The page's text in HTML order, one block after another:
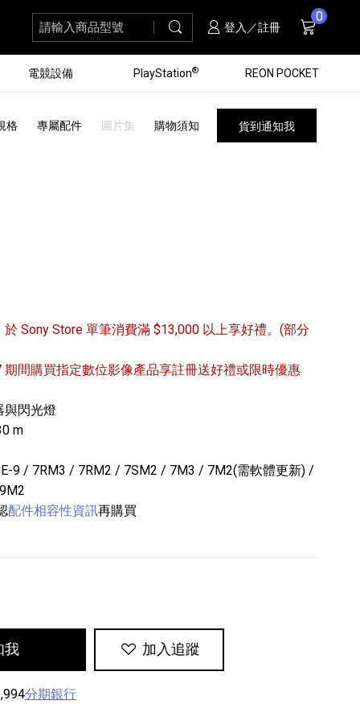
請輸入商品型號 搜尋 登入／註冊 購物車
0
項商品
個產品 黑膠唱盤 3個產品
個產品 ZV 數位相機 16個產品
個產品 專業攝影器材
個產品
電競設備
個產品
PlayStation® REON POCKET
格 專屬配件 圖片集 購物須知 貨到通知我
Sony Store 單筆消費滿 $13,000 以上享好禮。(部分
間購買指定數位影像產品享註冊送好禮或限時優惠
與閃光燈
m
9 / 7RM3 / 7RM2 / 7SM2 / 7M3 / 7M2(需軟體更新) /
配件相容性資訊再購買
我 加入追蹤
分期銀行